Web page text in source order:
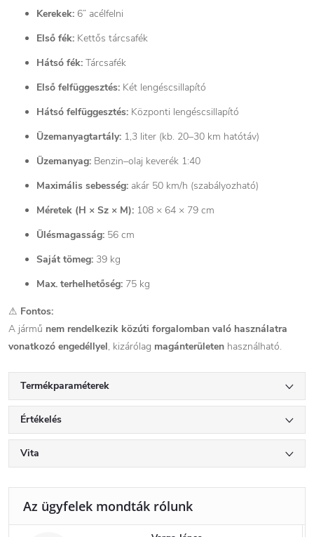
Kerekek: 6” acélfelni
Első fék: Kettős tárcsafék
Hátsó fék: Tárcsafék
Első felfüggesztés: Két lengéscsillapító
Hátsó felfüggesztés: Központi lengéscsillapító
Üzemanyagtartály: 1,3 liter (kb. 20–30 km hatótáv)
Üzemanyag: Benzin–olaj keverék 1:40
Maximális sebesség: akár 50 km/h (szabályozható)
Méretek (H × Sz × M): 108 × 64 × 79 cm
Ülésmagasság: 56 cm
Saját tömeg: 39 kg
Max. terhelhetőség: 75 kg
⚠ Fontos:
A jármű nem rendelkezik közúti forgalomban való használatra
vonatkozó engedéllyel, kizárólag magánterületen használható.
Termékparaméterek
Értékelés
Vita